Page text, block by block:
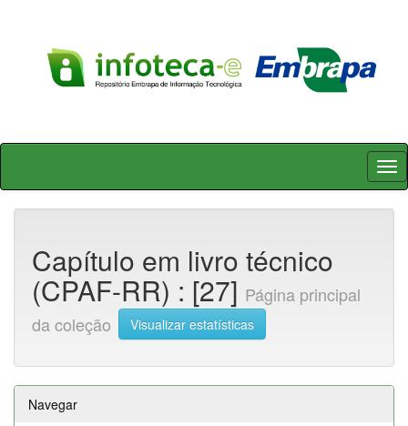
Skip
Capítulo em livro técnico
(CPAF-RR) : [27] Página principal
da coleção
Visualizar estatísticas
Navegar